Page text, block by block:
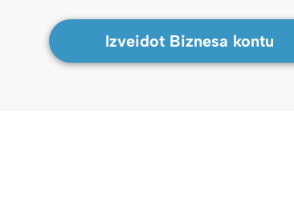
Izveidot Biznesa kontu